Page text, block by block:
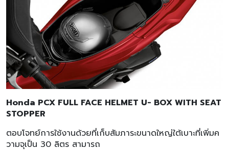
Honda PCX FULL FACE HELMET U- BOX WITH SEAT
STOPPER
ตอบโจทย์การใช้งานด้วยที่เก็บสัมภาระขนาดใหญ่ใต้เบาะที่เพิ่มค
วามจุเป็น 30 ลิตร สามารถ